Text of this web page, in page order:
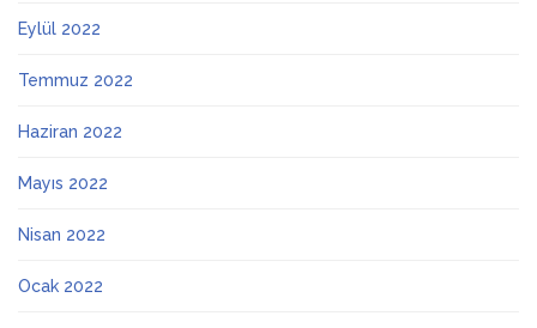
Eylül 2022
Temmuz 2022
Haziran 2022
Mayıs 2022
Nisan 2022
Ocak 2022